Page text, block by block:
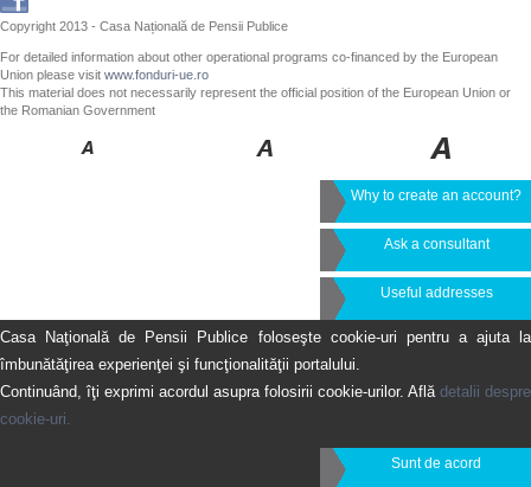
Copyright 2013 - Casa Națională de Pensii Publice
For detailed information about other operational programs co-financed by the European
Union please visit www.fonduri-ue.ro
This material does not necessarily represent the official position of the European Union or
the Romanian Government
Why to create an account?
Ask a consultant
Useful addresses
Casa Naţională de Pensii Publice foloseşte cookie-uri pentru a ajuta la
îmbunătăţirea experienţei şi funcţionalităţii portalului.
Continuând, îţi exprimi acordul asupra folosirii cookie-urilor. Află detalii despre
cookie-uri.
Sunt de acord